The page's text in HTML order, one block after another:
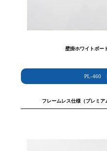
壁掛ホワイトボ
PL-460
フレームレス仕様（プレミア